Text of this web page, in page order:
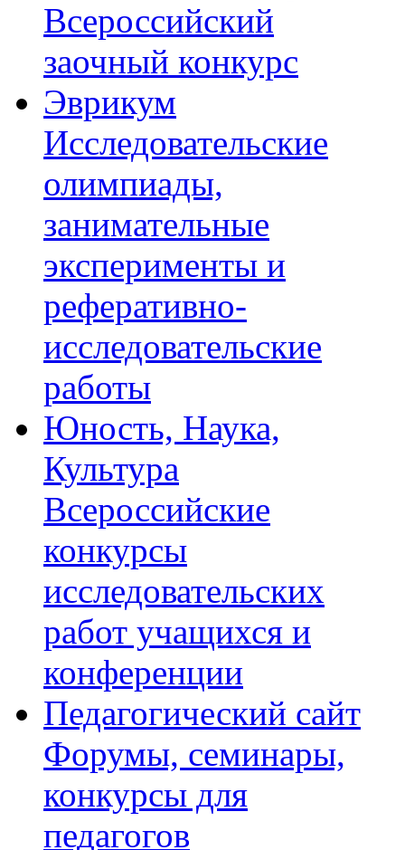
Всероссийский
заочный конкурс
Эврикум
Исследовательские
олимпиады,
занимательные
эксперименты и
реферативно-
исследовательские
работы
Юность, Наука,
Культура
Всероссийские
конкурсы
исследовательских
работ учащихся и
конференции
Педагогический сайт
Форумы, семинары,
конкурсы для
педагогов